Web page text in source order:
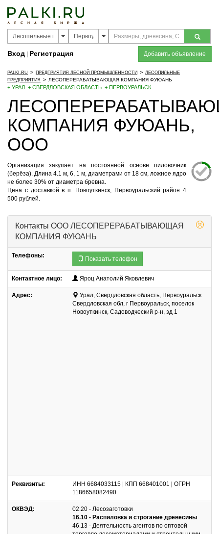
Вход | Регистрация Добавить объявление
PALKI.RU > ПРЕДПРИЯТИЯ ЛЕСНОЙ ПРОМЫШЛЕННОСТИ > ЛЕСОПИЛЬНЫЕ
ПРЕДПРИЯТИЯ
> ЛЕСОПЕРЕРАБАТЫВАЮЩАЯ КОМПАНИЯ ФУЮАНЬ
+ УРАЛ + СВЕРДЛОВСКАЯ ОБЛАСТЬ + ПЕРВОУРАЛЬСК
КОМПАНИЯ ФУЮАНЬ,
ООО
Организация закупает на постоянной основе пиловочник
(берёза). Длина 4.1 м, 6, 1 м, диаметрами от 18 см, ложное ядро
не более 30% от диаметра бревна.
Цена с доставкой в п. Новоуткинск, Первоуральский район 4
500 рублей.
Контакты ООО ЛЕСОПЕРЕРАБАТЫВАЮЩАЯ
КОМПАНИЯ ФУЮАНЬ
Телефоны: Показать телефон
Контактное лицо: Яроц Анатолий Яковлевич
Адрес:
Урал, Свердловская область, Первоуральск
Свердловская обл, г Первоуральск, поселок
Новоуткинск, Садоводческий р-н, зд 1
Реквизиты:
ИНН 6684033115 | КПП 668401001 | ОГРН
1186658082490
ОКВЭД:
02.20 - Лесозаготовки
16.10 - Распиловка и строгание древесины
46.13 - Деятельность агентов по оптовой